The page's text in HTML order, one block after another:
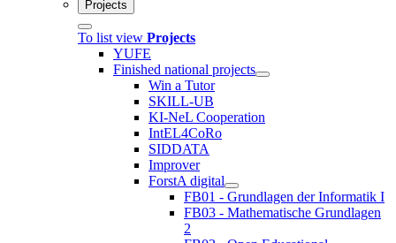
Projects
To list view Projects
YUFE
Finished national projects
Win a Tutor
SKILL-UB
KI-NeL Cooperation
IntEL4CoRo
SIDDATA
Improver
ForstA digital
FB01 - Grundlagen der Informatik I
FB03 - Mathematische Grundlagen
2